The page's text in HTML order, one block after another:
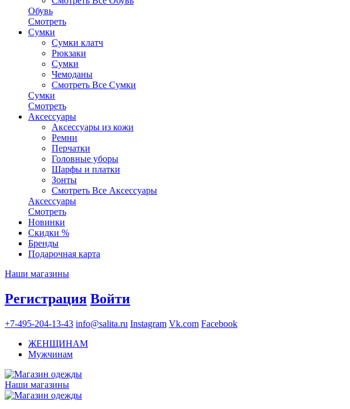
Обувь
Смотреть
Сумки
Сумки клатч
Рюкзаки
Сумки
Чемоданы
Смотреть Все Сумки
Сумки
Смотреть
Аксессуары
Аксессуары из кожи
Ремни
Перчатки
Головные уборы
Шарфы и платки
Зонты
Смотреть Все Аксессуары
Аксессуары
Смотреть
Новинки
Скидки %
Бренды
Подарочная карта
Наши магазины
Регистрация Войти
+7-495-204-13-43 info@salita.ru Instagram Vk.com Facebook
ЖЕНЩИНАМ
Мужчинам
Наши магазины